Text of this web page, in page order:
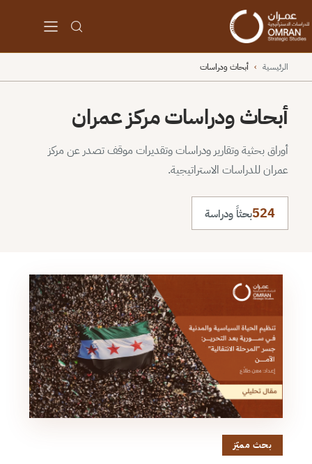
الرئيسية › أبحاث ودراسات
أبحاث ودراسات مركز عمران
أوراق بحثية وتقارير ودراسات وتقديرات موقف تصدر عن مركز
عمران للدراسات الاستراتيجية.
524بحثاً ودراسة
بحث مميّز